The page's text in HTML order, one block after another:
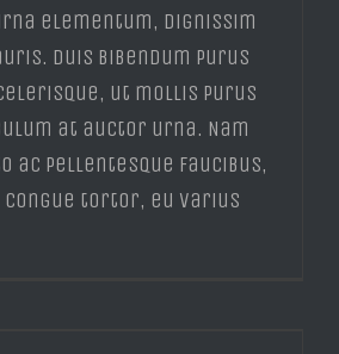
elementum, dignissim
Duis bibendum purus
ut mollis purus
at auctor urna. Nam
ac pellentesque faucibus,
tortor, eu varius